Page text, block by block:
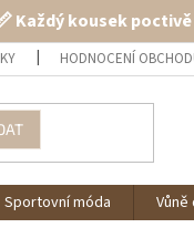
Každý kousek
HODNOCENÍ
Sportovní móda